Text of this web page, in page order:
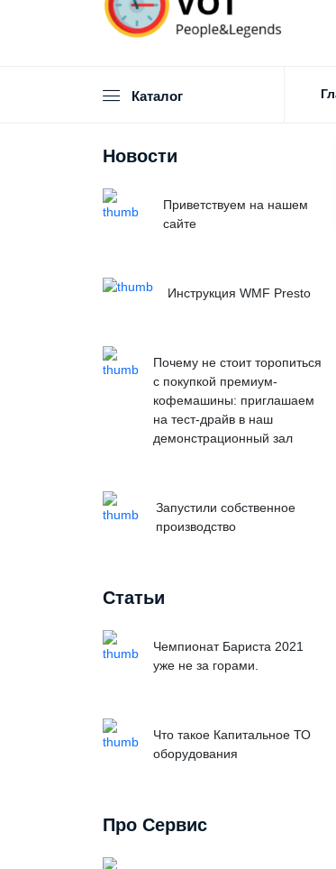
Каталог
Новости
Приветствуем на нашем
сайте
Инструкция WMF Presto
Почему не стоит торопиться
с покупкой премиум-
кофемашины: приглашаем
на тест-драйв в наш
демонстрационный зал
Запустили собственное
производство
Статьи
Чемпионат Бариста 2021
уже не за горами.
Что такое Капитальное ТО
оборудования
Про Сервис